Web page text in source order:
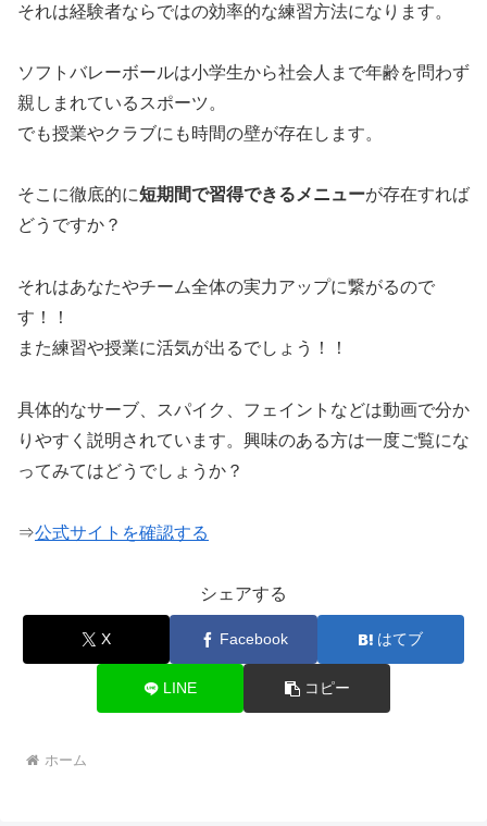
それは経験者ならではの効率的な練習方法になります。
ソフトバレーボールは小学生から社会人まで年齢を問わず
親しまれているスポーツ。
でも授業やクラブにも時間の壁が存在します。
そこに徹底的に短期間で習得できるメニューが存在すれば
どうですか？
それはあなたやチーム全体の実力アップに繋がるので
す！！
また練習や授業に活気が出るでしょう！！
具体的なサーブ、スパイク、フェイントなどは動画で分か
りやすく説明されています。興味のある方は一度ご覧にな
ってみてはどうでしょうか？
⇒公式サイトを確認する
シェアする
X Facebook はてブ
LINE コピー
ホーム